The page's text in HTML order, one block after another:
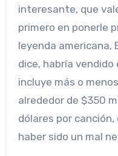
interesante, que
primero en ponerle
leyenda americana,
dice, habría vendido
incluye más o
alrededor de $350
dólares por
haber sido un mal